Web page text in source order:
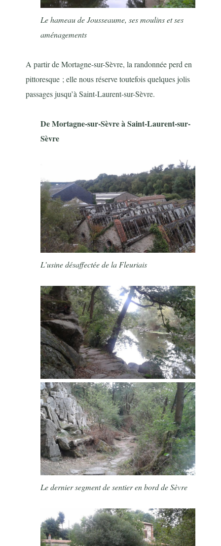
Le hameau de Jousseaume, ses moulins et ses
aménagements
A partir de Mortagne-sur-Sèvre, la randonnée perd en
pittoresque ; elle nous réserve toutefois quelques jolis
passages jusqu’à Saint-Laurent-sur-Sèvre.
De Mortagne-sur-Sèvre à Saint-Laurent-sur-
Sèvre
L’usine désaffectée de la Fleuriais
Le dernier segment de sentier en bord de Sèvre